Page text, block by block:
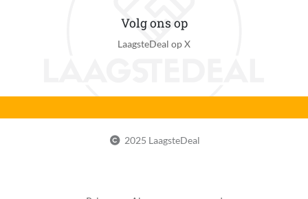
Volg ons op
LaagsteDeal op X
2025 LaagsteDeal